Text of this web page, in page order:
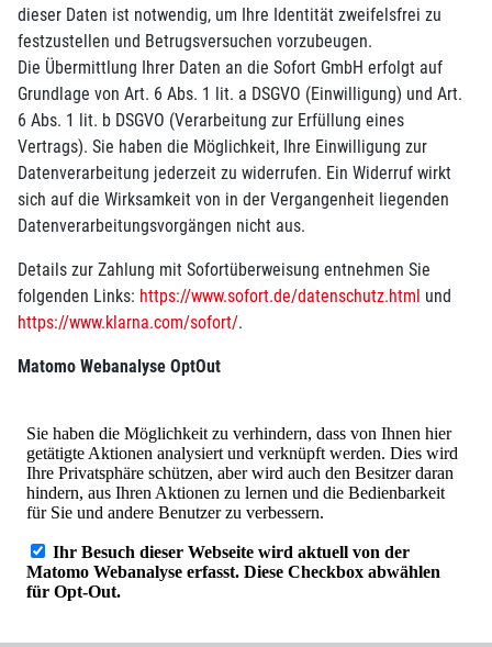
dieser Daten ist notwendig, um Ihre Identität zweifelsfrei zu
festzustellen und Betrugsversuchen vorzubeugen.
Die Übermittlung Ihrer Daten an die Sofort GmbH erfolgt auf
Grundlage von Art. 6 Abs. 1 lit. a DSGVO (Einwilligung) und Art.
6 Abs. 1 lit. b DSGVO (Verarbeitung zur Erfüllung eines
Vertrags). Sie haben die Möglichkeit, Ihre Einwilligung zur
Datenverarbeitung jederzeit zu widerrufen. Ein Widerruf wirkt
sich auf die Wirksamkeit von in der Vergangenheit liegenden
Datenverarbeitungsvorgängen nicht aus.
Details zur Zahlung mit Sofortüberweisung entnehmen Sie
folgenden Links: https://www.sofort.de/datenschutz.html und
https://www.klarna.com/sofort/.
Matomo Webanalyse OptOut